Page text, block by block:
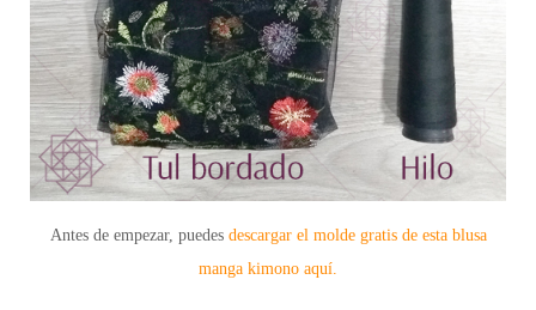
Antes de empezar, puedes descargar el molde gratis de esta blusa
manga kimono aquí.